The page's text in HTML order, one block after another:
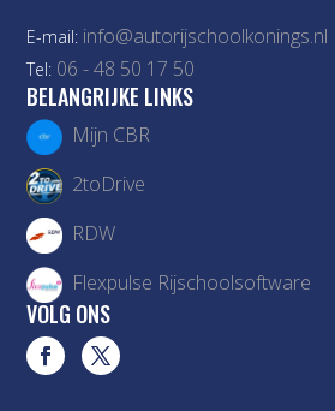
E-mail: info@autorijschoolkonings.nl
Tel: 06 - 48 50 17 50
BELANGRIJKE LINKS
Mijn CBR
2toDrive
RDW
Flexpulse Rijschoolsoftware
VOLG ONS